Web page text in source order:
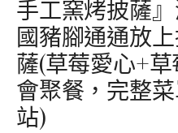
手工窯烤披薩
國豬腳通通放
薩(草莓愛心+
會聚餐，完整
站)